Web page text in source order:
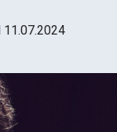
11.07.2024